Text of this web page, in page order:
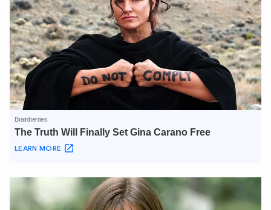
TÔI LÀ CHATBOT CỦA
Hãy hỏi tôi bất kỳ điều gì bạn cần biết về
An Ninh Thủ Đô nhé. Tôi sẵn sàng hỗ trợ!